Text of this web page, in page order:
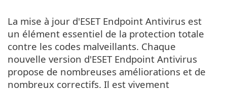
La mise à jour d'ESET Endpoint Antivirus est
un élément essentiel de la protection totale
contre les codes malveillants. Chaque
nouvelle version d'ESET Endpoint Antivirus
propose de nombreuses améliorations et de
nombreux correctifs. Il est vivement